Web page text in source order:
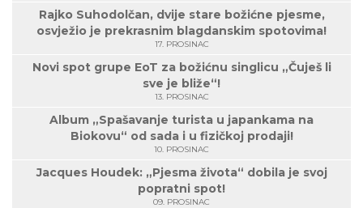
Rajko Suhodolčan, dvije stare božićne pjesme,
osvježio je prekrasnim blagdanskim spotovima!
17. PROSINAC
Novi spot grupe EoT za božićnu singlicu „Čuješ li
sve je bliže“!
13. PROSINAC
Album „Spašavanje turista u japankama na
Biokovu“ od sada i u fizičkoj prodaji!
10. PROSINAC
Jacques Houdek: „Pjesma života“ dobila je svoj
popratni spot!
09. PROSINAC